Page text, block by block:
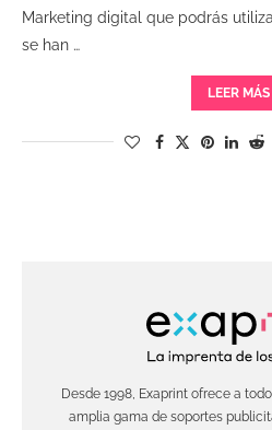
Marketing digital que podrás
se han …
LEER MÁS
Desde 1998, Exaprint ofrece a
amplia gama de soportes